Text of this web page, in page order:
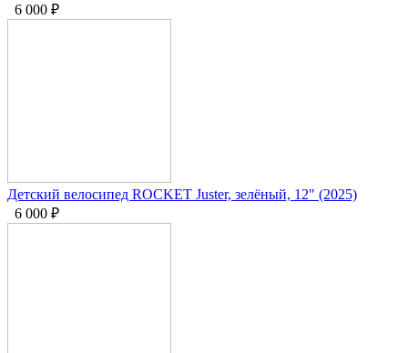
6 000 ₽
Детский велосипед ROCKET Juster, зелёный, 12" (2025)
6 000 ₽